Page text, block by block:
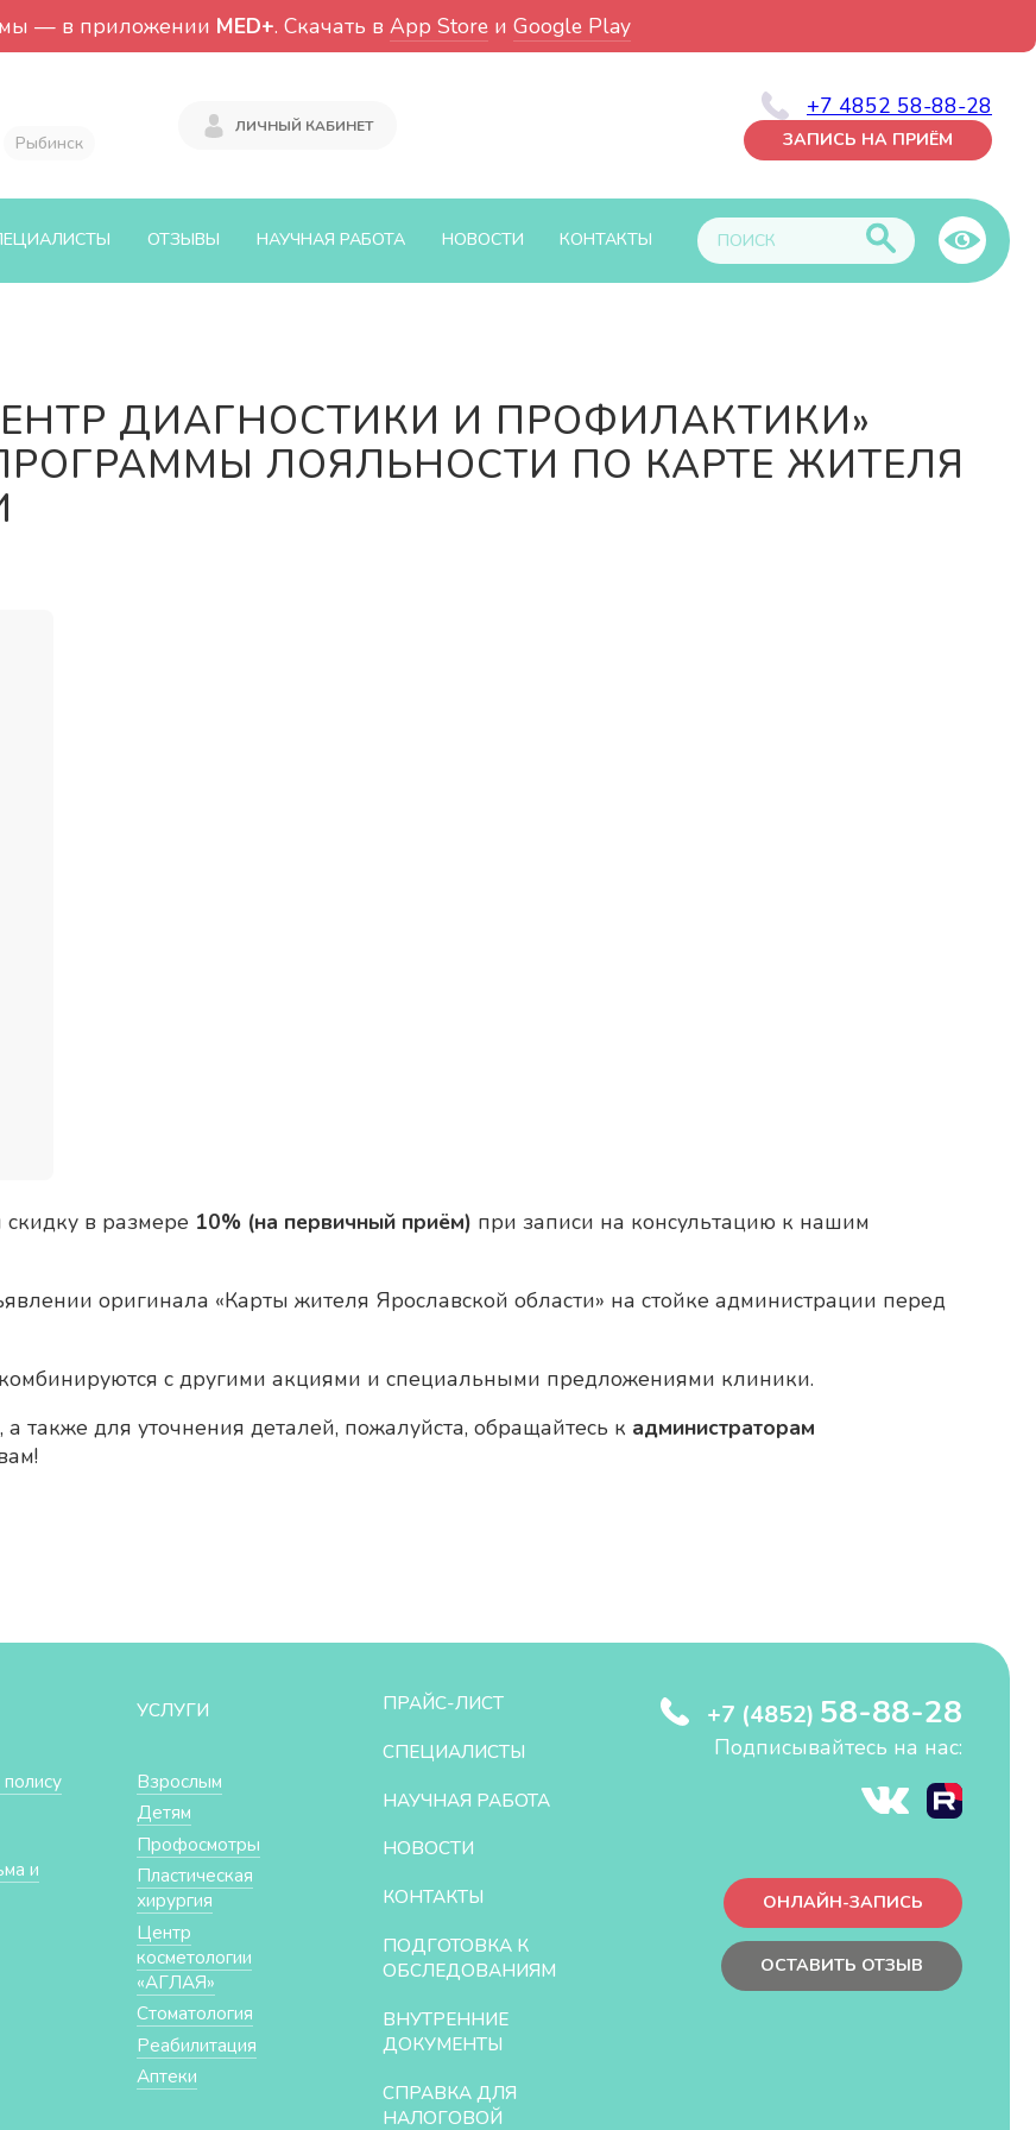
— в приложении MED+. Скачать в App Store и Google Play
Рыбинск
ЛИЧНЫЙ КАБИНЕТ
+7 4852 58-88-28
ЗАПИСЬ НА ПРИЁМ
ОТЗЫВЫ НАУЧНАЯ РАБОТА НОВОСТИ КОНТАКТЫ
ДИАГНОСТИКИ И ПРОФИЛАКТИКИ»
ЛОЯЛЬНОСТИ ПО КАРТЕ ЖИТЕЛЯ
в размере 10% (на первичный приём) при записи на консультацию к нашим
оригинала «Карты жителя Ярославской области» на стойке администрации перед
с другими акциями и специальными предложениями клиники.
также для уточнения деталей, пожалуйста, обращайтесь к администраторам
и
УСЛУГИ
Взрослым
Детям
Профосмотры
Пластическая
хирургия
Центр
косметологии
«АГЛАЯ»
Стоматология
Реабилитация
Аптеки
ПРАЙС-ЛИСТ
СПЕЦИАЛИСТЫ
НАУЧНАЯ РАБОТА
НОВОСТИ
КОНТАКТЫ
ПОДГОТОВКА К
ОБСЛЕДОВАНИЯМ
ВНУТРЕННИЕ
ДОКУМЕНТЫ
СПРАВКА ДЛЯ
НАЛОГОВОЙ
+7 (4852) 58-88-28
Подписывайтесь на нас:
ОНЛАЙН-ЗАПИСЬ
ОСТАВИТЬ ОТЗЫВ